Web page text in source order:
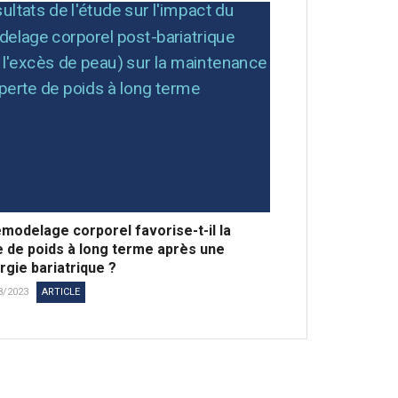
corporel favorise-t-il la
de poids à long terme après une
bariatrique ?
2023 ARTICLE